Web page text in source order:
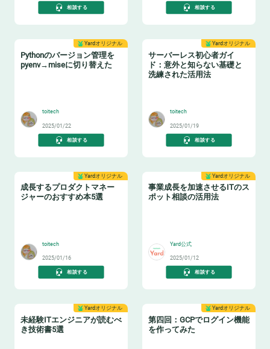
相談する 相談する
Yardオリジナル
Pythonのバージョン管理を
pyenv→miseに切り替えた
toitech
2025/01/22
相談する
Yardオリジナル
サーバーレス初心者ガイ
ド：意外と知らない基礎と
洗練された活用法
toitech
2025/01/19
相談する
Yardオリジナル
成長するプロダクトマネー
ジャーのおすすめ本5選
toitech
2025/01/16
相談する
Yardオリジナル
事業成長を加速させるITのス
ポット相談の活用法
Yard公式
2025/01/12
相談する
Yardオリジナル
未経験ITエンジニアが読むべ
き技術書5選
Yardオリジナル
第四回：GCPでログイン機能
を作ってみた